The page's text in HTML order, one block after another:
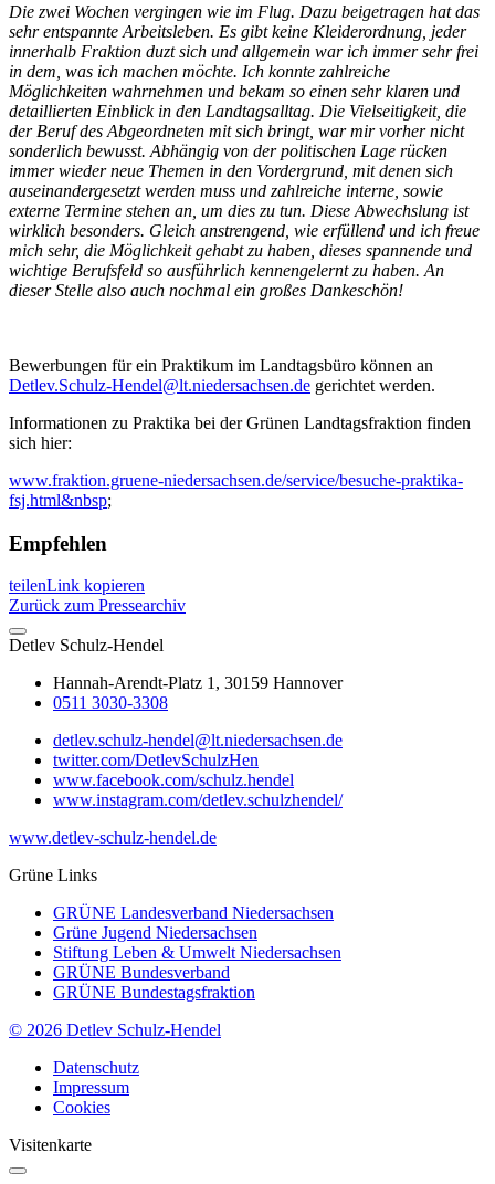
Die zwei Wochen vergingen wie im Flug. Dazu beigetragen hat das
sehr entspannte Arbeitsleben. Es gibt keine Kleiderordnung, jeder
innerhalb Fraktion duzt sich und allgemein war ich immer sehr frei
in dem, was ich machen möchte. Ich konnte zahlreiche
Möglichkeiten wahrnehmen und bekam so einen sehr klaren und
detaillierten Einblick in den Landtagsalltag. Die Vielseitigkeit, die
der Beruf des Abgeordneten mit sich bringt, war mir vorher nicht
sonderlich bewusst. Abhängig von der politischen Lage rücken
immer wieder neue Themen in den Vordergrund, mit denen sich
auseinandergesetzt werden muss und zahlreiche interne, sowie
externe Termine stehen an, um dies zu tun. Diese Abwechslung ist
wirklich besonders. Gleich anstrengend, wie erfüllend und ich freue
mich sehr, die Möglichkeit gehabt zu haben, dieses spannende und
wichtige Berufsfeld so ausführlich kennengelernt zu haben. An
dieser Stelle also auch nochmal ein großes Dankeschön!
Bewerbungen für ein Praktikum im Landtagsbüro können an
Detlev.Schulz-Hendel@lt.niedersachsen.de gerichtet werden.
Informationen zu Praktika bei der Grünen Landtagsfraktion finden
sich hier:
www.fraktion.gruene-niedersachsen.de/service/besuche-praktika-
fsj.html&nbsp;
Empfehlen
teilenLink kopieren
Zurück zum Pressearchiv
Detlev Schulz-Hendel
Hannah-Arendt-Platz 1, 30159 Hannover
0511 3030-3308
detlev.schulz-hendel@lt.niedersachsen.de
twitter.com/DetlevSchulzHen
www.facebook.com/schulz.hendel
www.instagram.com/detlev.schulzhendel/
www.detlev-schulz-hendel.de
Grüne Links
GRÜNE Landesverband Niedersachsen
Grüne Jugend Niedersachsen
Stiftung Leben & Umwelt Niedersachsen
GRÜNE Bundesverband
GRÜNE Bundestagsfraktion
© 2026 Detlev Schulz-Hendel
Datenschutz
Impressum
Cookies
Visitenkarte